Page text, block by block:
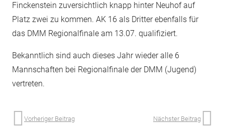
Finckenstein zuversichtlich knapp hinter Neuhof auf
Platz zwei zu kommen. AK 16 als Dritter ebenfalls für
das DMM Regionalfinale am 13.07. qualifiziert.
Bekanntlich sind auch dieses Jahr wieder alle 6
Mannschaften bei Regionalfinale der DMM (Jugend)
vertreten.
Vorheriger Beitrag Nächster Beitrag